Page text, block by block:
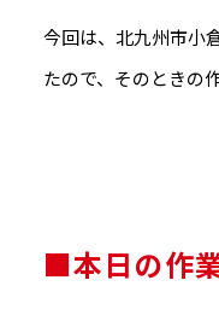
今回は、北九州市小
たので、そのときの
■本日の作